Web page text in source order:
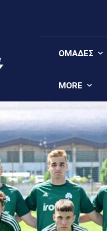
ΟΜΆΔΕΣ
MORE